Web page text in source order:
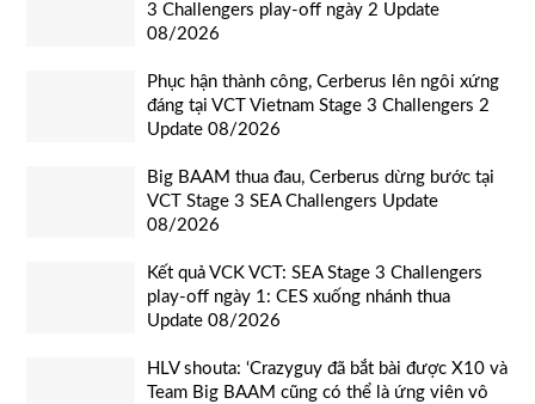
3 Challengers play-off ngày 2 Update
08/2026
Phục hận thành công, Cerberus lên ngôi xứng
đáng tại VCT Vietnam Stage 3 Challengers 2
Update 08/2026
Big BAAM thua đau, Cerberus dừng bước tại
VCT Stage 3 SEA Challengers Update
08/2026
Kết quả VCK VCT: SEA Stage 3 Challengers
play-off ngày 1: CES xuống nhánh thua
Update 08/2026
HLV shouta: ‘Crazyguy đã bắt bài được X10 và
Team Big BAAM cũng có thể là ứng viên vô